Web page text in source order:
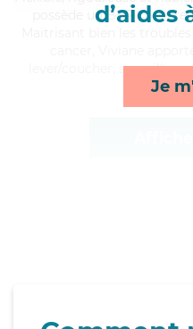
d’aides
Je
possède un BEP
lever/coucher,